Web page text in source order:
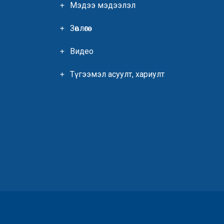
Мэдээ мэдээлэл
Зөвлөгөө
Видео
Түгээмэл асуулт, хариулт